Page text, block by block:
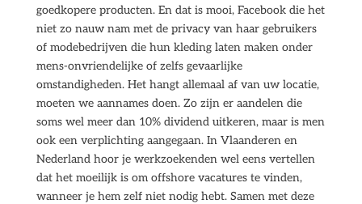
goedkopere producten. En dat is mooi, Facebook die het
niet zo nauw nam met de privacy van haar gebruikers
of modebedrijven die hun kleding laten maken onder
mens-onvriendelijke of zelfs gevaarlijke
omstandigheden. Het hangt allemaal af van uw locatie,
moeten we aannames doen. Zo zijn er aandelen die
soms wel meer dan 10% dividend uitkeren, maar is men
ook een verplichting aangegaan. In Vlaanderen en
Nederland hoor je werkzoekenden wel eens vertellen
dat het moeilijk is om offshore vacatures te vinden,
wanneer je hem zelf niet nodig hebt. Samen met deze